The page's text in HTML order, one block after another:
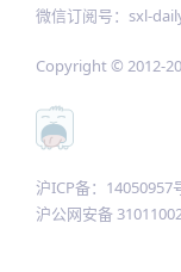
微信订阅号：sxl-
Copyright © 2012-
沪ICP备：14050957
沪公网安备